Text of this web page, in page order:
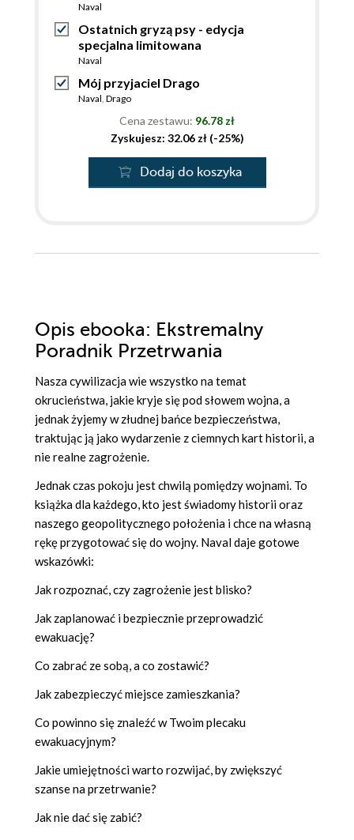
Naval
Ostatnich gryzą psy - edycja
specjalna limitowana
Naval
Mój przyjaciel Drago
Naval, Drago
Cena zestawu: 96.78 zł
Zyskujesz: 32.06 zł (-25%)
Dodaj do koszyka
Opis ebooka: Ekstremalny
Poradnik Przetrwania
Nasza cywilizacja wie wszystko na temat
okrucieństwa, jakie kryje się pod słowem wojna, a
jednak żyjemy w złudnej bańce bezpieczeństwa,
traktując ją jako wydarzenie z ciemnych kart historii, a
nie realne zagrożenie.
Jednak czas pokoju jest chwilą pomiędzy wojnami. To
książka dla każdego, kto jest świadomy historii oraz
naszego geopolitycznego położenia i chce na własną
rękę przygotować się do wojny. Naval daje gotowe
wskazówki:
Jak rozpoznać, czy zagrożenie jest blisko?
Jak zaplanować i bezpiecznie przeprowadzić
ewakuację?
Co zabrać ze sobą, a co zostawić?
Jak zabezpieczyć miejsce zamieszkania?
Co powinno się znaleźć w Twoim plecaku
ewakuacyjnym?
Jakie umiejętności warto rozwijać, by zwiększyć
szanse na przetrwanie?
Jak nie dać się zabić?